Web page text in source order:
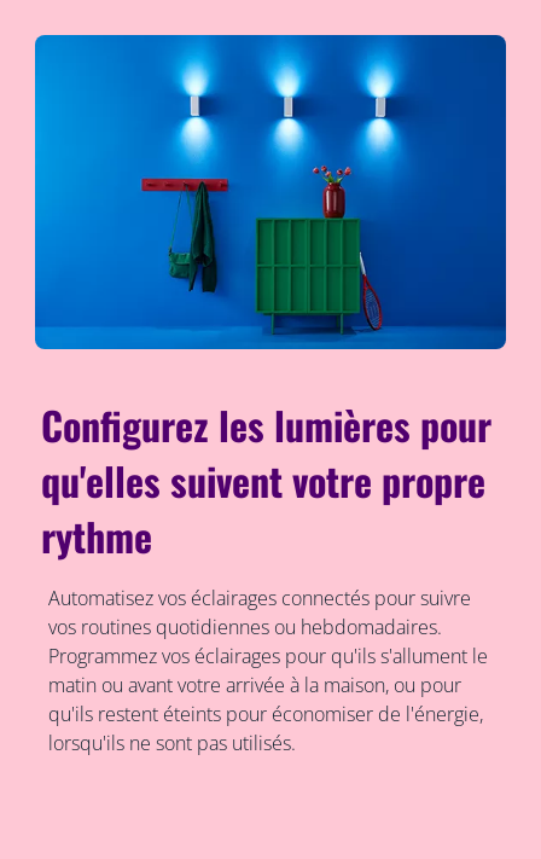
Configurez les lumières pour
qu'elles suivent votre propre
rythme
Automatisez vos éclairages connectés pour suivre
vos routines quotidiennes ou hebdomadaires.
Programmez vos éclairages pour qu'ils s'allument le
matin ou avant votre arrivée à la maison, ou pour
qu'ils restent éteints pour économiser de l'énergie,
lorsqu'ils ne sont pas utilisés.